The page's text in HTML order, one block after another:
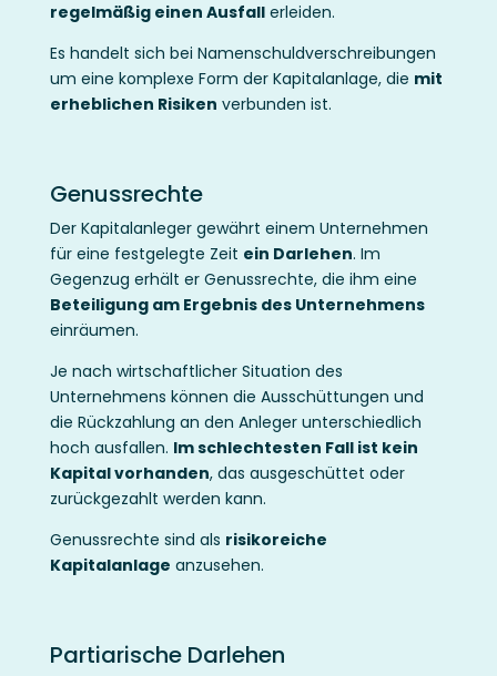
regelmäßig einen Ausfallerleiden.
Es handelt sich bei Namenschuldverschreibungen
um eine komplexe Form der Kapitalanlage, die mit
erheblichen Risiken verbunden ist.
Genussrechte
Der Kapitalanleger gewährt einem Unternehmen
für eine festgelegte Zeit ein Darlehen. Im
Gegenzug erhält er Genussrechte, die ihm eine
Beteiligung am Ergebnis des Unternehmens
einräumen.
Je nach wirtschaftlicher Situation des
Unternehmens können die Ausschüttungen und
die Rückzahlung an den Anleger unterschiedlich
hoch ausfallen. Im schlechtesten Fall ist kein
Kapital vorhanden, das ausgeschüttet oder
zurückgezahlt werden kann.
Genussrechte sind als risikoreiche
Kapitalanlage anzusehen.
Partiarische Darlehen